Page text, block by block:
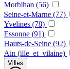
Morbihan (56)
Seine-et-Marne (77)
Yvelines (78)
Essonne (91)
Hauts-de-Seine (92)
Ain (ille_et_vilaine)
Villes